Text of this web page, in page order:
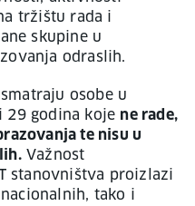
tržištu rada i
skupine u
odraslih.
osobe u
29 godina koje ne rade,
te nisu u
Važnost
stanovništva proizlazi
tako i